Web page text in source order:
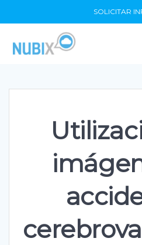
to
SOLICITAR